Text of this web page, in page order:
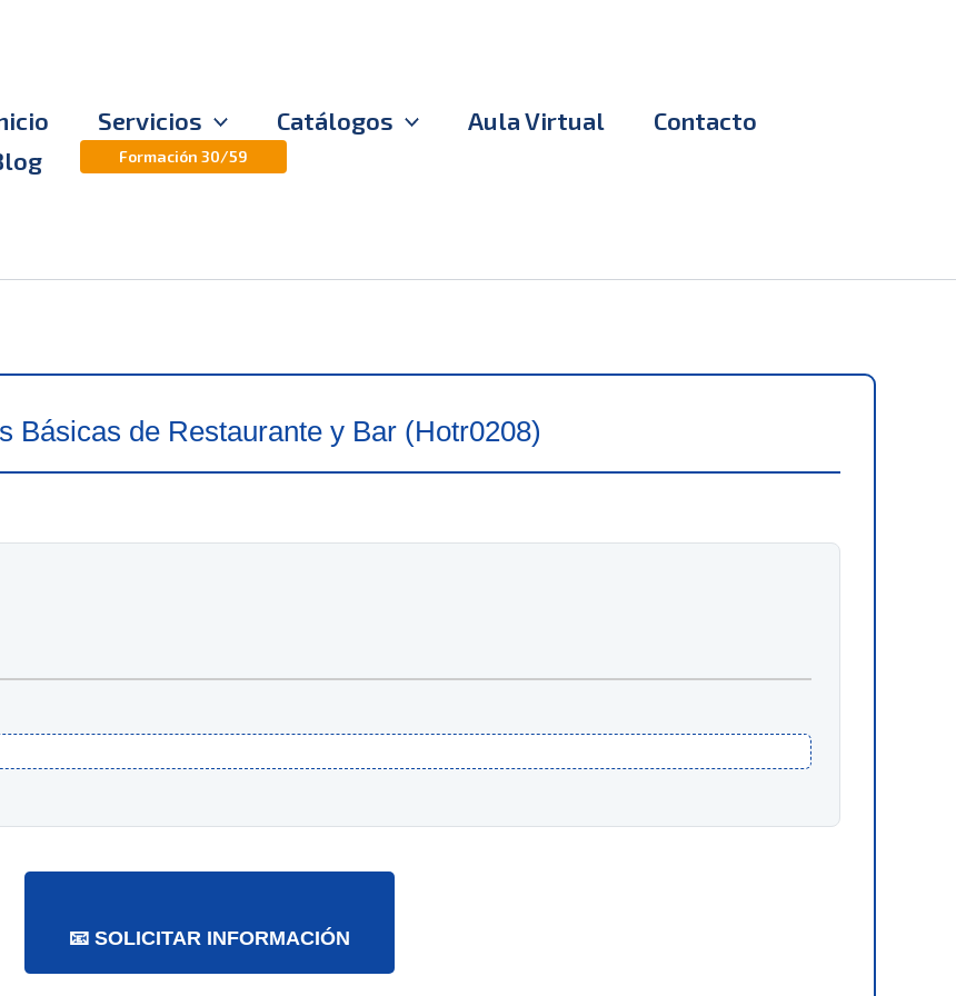
Servicios Catálogos Aula Virtual
Contacto
Formación 30/59
Básicas de Restaurante y Bar (Hotr0208)
📧 SOLICITAR INFORMACIÓN